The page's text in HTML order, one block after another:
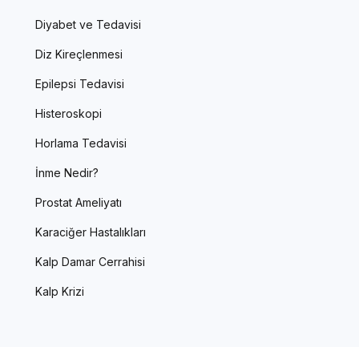
Diyabet ve Tedavisi
Diz Kireçlenmesi
Epilepsi Tedavisi
Histeroskopi
Horlama Tedavisi
İnme Nedir?
Prostat Ameliyatı
Karaciğer Hastalıkları
Kalp Damar Cerrahisi
Kalp Krizi